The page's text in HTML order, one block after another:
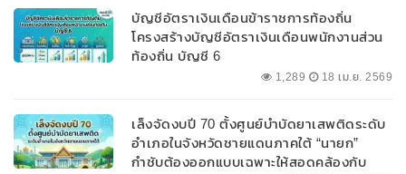
บัญชีอัตราเงินเดือนข้าราชการท้องถิ่น
โครงสร้างบัญชีอัตราเงินเดือนพนักงานส่วน
ท้องถิ่น บัญชี 6
1,289 18 เม.ย. 2569
เล็งจัดงบปี 70 ตั้งศูนย์บำบัดยาเสพติดระดับ
อำเภอในจังหวัดชายแดนภาคใต้ “นายก”
กำชับต้องออกแบบเฉพาะให้สอดคล้องกับ